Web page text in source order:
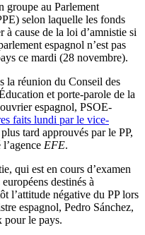
groupe au Parlement
selon laquelle les fonds
cause de la loi d’amnistie si
espagnol n’est pas
ce mardi (28 novembre).
la réunion du Conseil des
et porte-parole de la
espagnol, PSOE-
faits lundi par le vice-
plus tard approuvés par le PP,
EFE.
qui est en cours d’examen
destinés à
l’attitude négative du PP lors
espagnol, Pedro Sánchez,
pour le pays.